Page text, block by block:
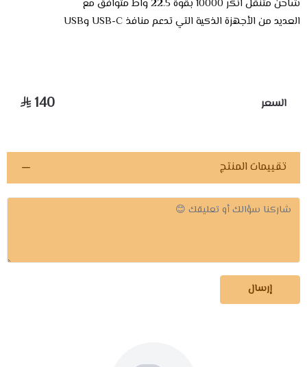
شاحن متنقل انكر 10000 بقوة 22.5 واط متوافق مع
العديد من الأجهزة الذكية التي تدعم منافذ USB-C وUSB
السعر 140
تقييمات المنتج
إرسال